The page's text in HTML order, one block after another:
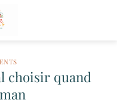
choisir quand